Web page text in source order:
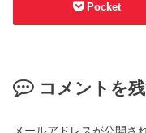
Pocket
コメントを